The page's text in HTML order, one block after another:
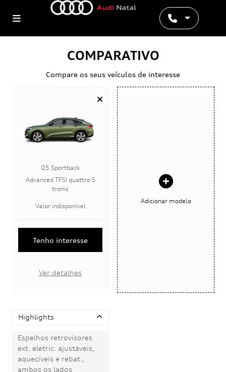
COMPARATIVO
Compare os seus veículos de interesse
Q5 Sportback
Advanced TFSI quattro S
tronic
Valor indisponível
Tenho interesse
Ver detalhes
Adicionar modelo
Highlights
Espelhos retrovisores
ext. eletric. ajustáveis,
aquecíveis e rebat.,
ambos os lados